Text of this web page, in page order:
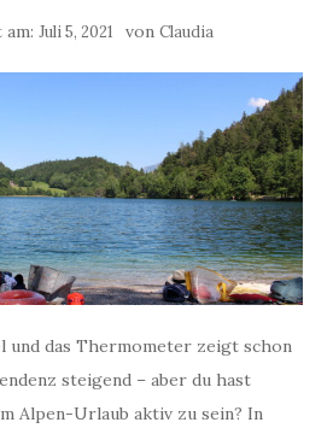
Juli 5, 2021 von Claudia
und das Thermometer zeigt schon
steigend – aber du hast
Alpen-Urlaub aktiv zu sein? In